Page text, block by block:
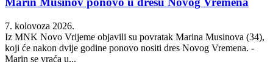
7. kolovoza 2026.
Iz MNK Novo Vrijeme objavili su povratak Marina Musinova (34),
koji će nakon dvije godine ponovo nositi dres Novog Vremena. -
Marin se vraća u...